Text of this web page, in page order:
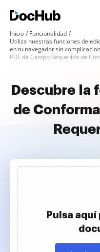
Inicio
Funcionalidad
Utiliza nuestras funciones de
en tu navegador sin
PDF de Campo Requerido de
Descubre la
de
Pulsa